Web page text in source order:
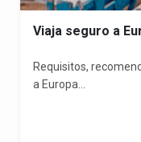
Viaja seguro a
Requisitos,
a Europa...